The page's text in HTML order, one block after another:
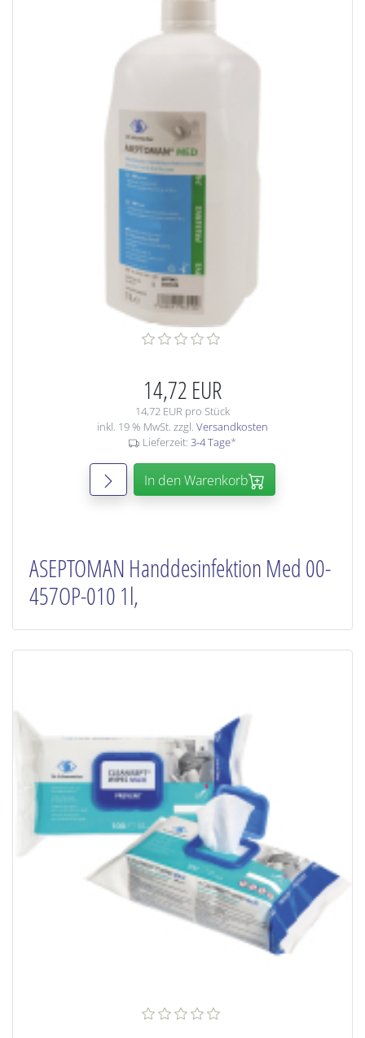
14,72 EUR
14,72 EUR pro Stück
inkl. 19 % MwSt. zzgl. Versandkosten
Lieferzeit: 3-4 Tage*
In den Warenkorb
ASEPTOMAN Handdesinfektion Med 00-
457OP-010 1l,